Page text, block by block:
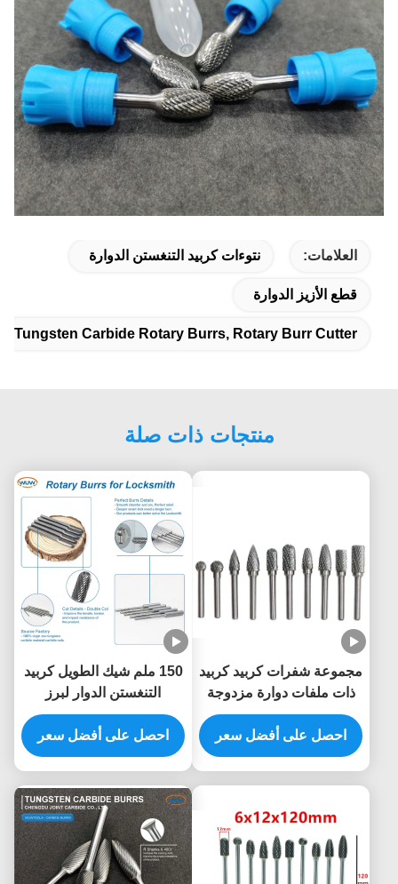
العلامات: نتوءات كربيد التنغستن الدوارة
قطع الأزيز الدوارة
Tungsten Carbide Rotary Burrs, Rotary Burr Cutter
منتجات ذات صلة
مجموعة شفرات كربيد كربيد
ذات ملفات دوارة مزدوجة
القطع 50000 دورة في
الدقيقة
احصل على أفضل سعر
150 ملم شيك الطويل كربيد
التنغستن الدوار لبرز
المعالجة حفرة القفل العميق
مع أطول إضافية كربيد غلي
الصابون
احصل على أفضل سعر